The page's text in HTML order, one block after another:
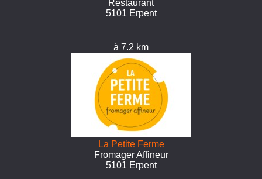
Restaurant
5101 Erpent
à 7.2 km
La Petite Ferme
Fromager Affineur
5101 Erpent